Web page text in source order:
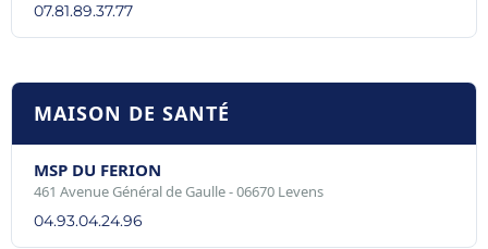
07.81.89.37.77
MAISON DE SANTÉ
MSP DU FERION
461 Avenue Général de Gaulle - 06670 Levens
04.93.04.24.96